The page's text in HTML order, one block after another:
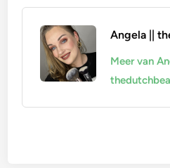
Angela ||
Meer van